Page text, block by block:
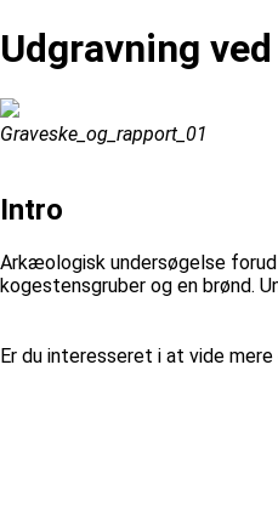
Udgravning
Graveske_og_rapport_01
Intro
Arkæologisk undersøgelse
kogestensgruber og en brønd.
Er du interesseret i at vide